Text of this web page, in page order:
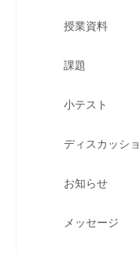
授業資料
課題
小テスト
ディスカッシ
お知らせ
メッセージ